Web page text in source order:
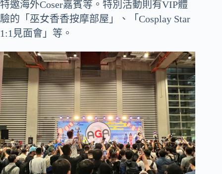
特邀海外Coser嘉賓等。 特別活動則有VIP體
驗的「巫女香香按摩部屋」、「Cosplay Star
1:1見面會」等。